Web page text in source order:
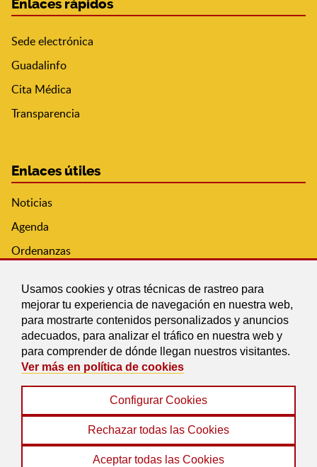
Usamos cookies y otras técnicas de rastreo para
mejorar tu experiencia de navegación en nuestra web,
para mostrarte contenidos personalizados y anuncios
adecuados, para analizar el tráfico en nuestra web y
para comprender de dónde llegan nuestros visitantes.
Ver más en política de cookies
Configurar Cookies
Rechazar todas las Cookies
Aceptar todas las Cookies
Enlaces rápidos
Sede electrónica
Guadalinfo
Cita Médica
Transparencia
Enlaces útiles
Noticias
Agenda
Ordenanzas
© 2022 Ayuntamiento de Diezma
Política de Cookies | Accesibilidad
Protección de Datos | Mapa Web